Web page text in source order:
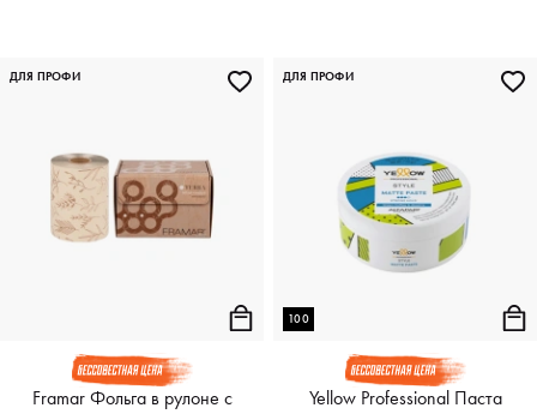
Framar Фольга в рулоне с
ДЛЯ ПРОФИ
100
Yellow Professional Паста
ДЛЯ ПРОФИ